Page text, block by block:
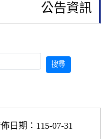
公告資訊
搜尋
日期：115-07-31